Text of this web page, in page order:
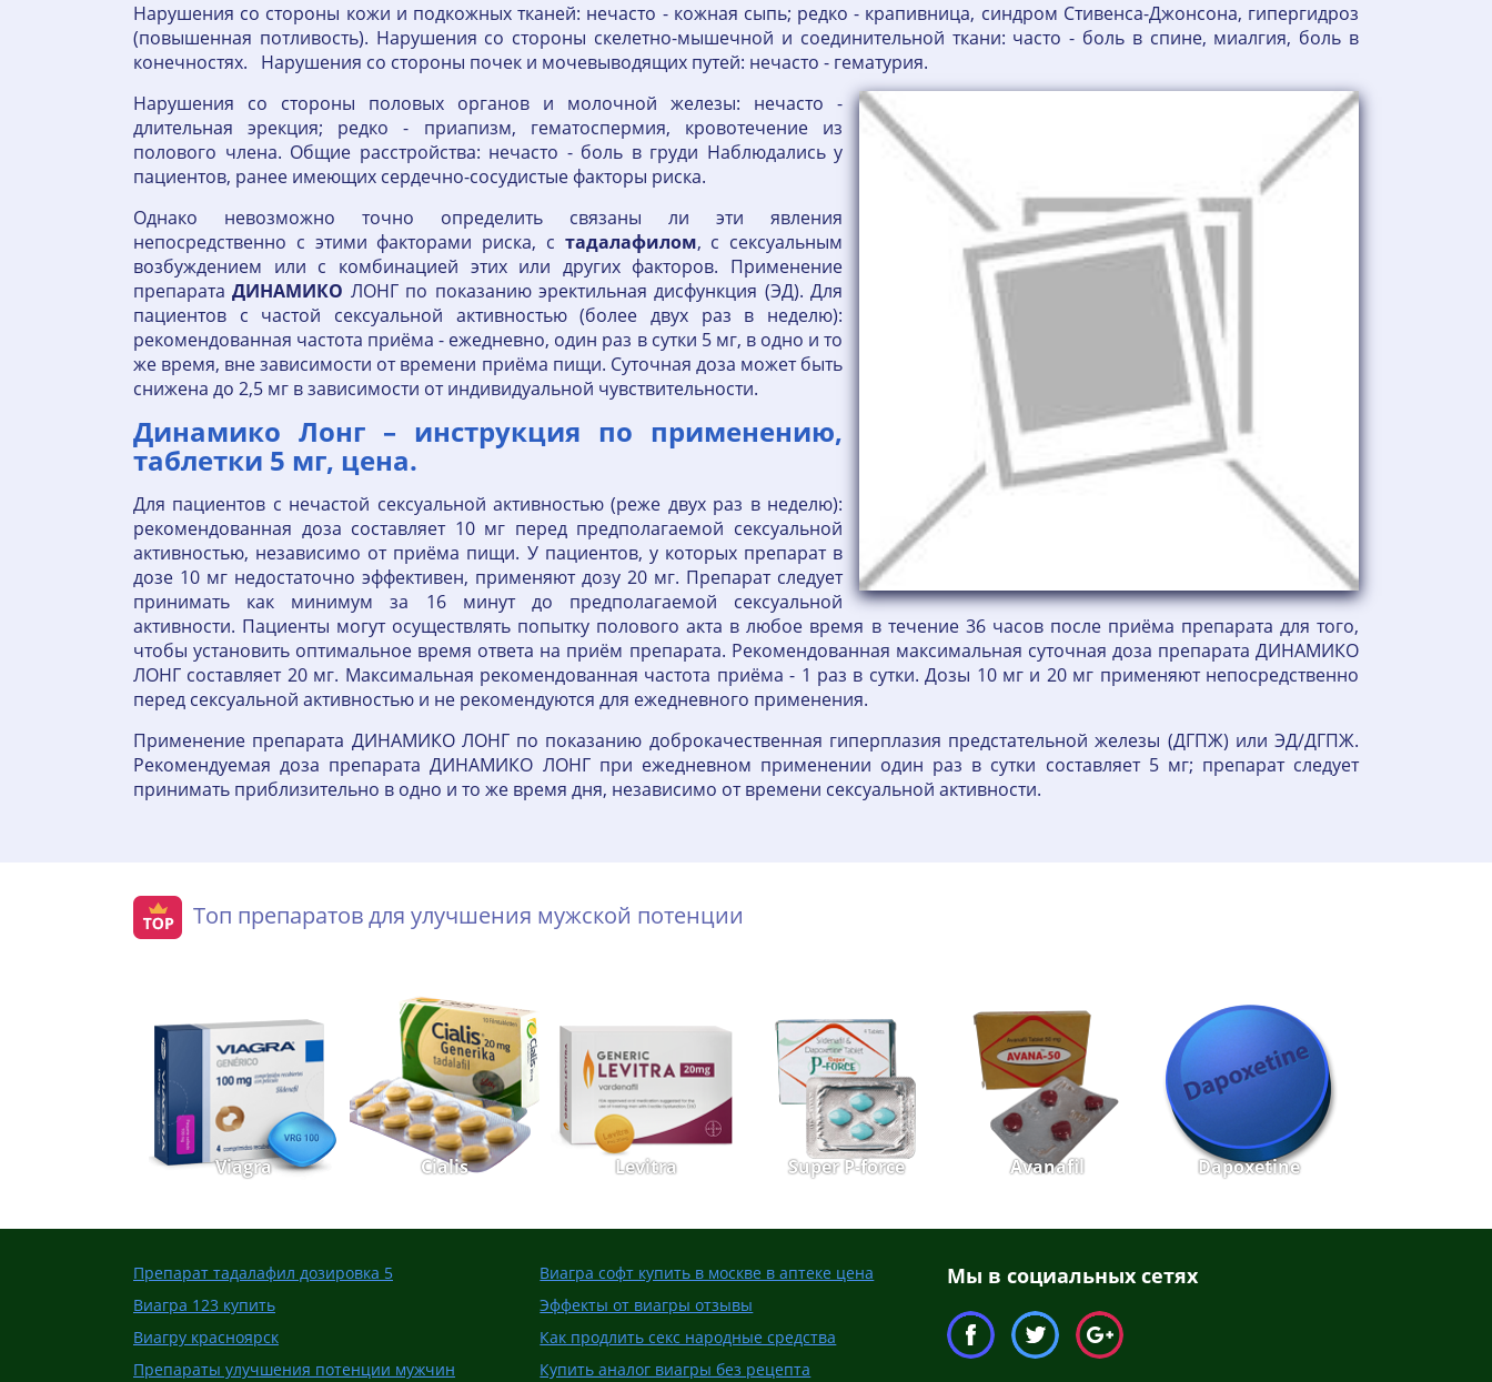
Нарушения со стороны кожи и подкожных тканей: нечасто - кожная сыпь; редко - крапивница, синдром Стивенса-Джонсона, гипергидроз
(повышенная потливость). Нарушения со стороны скелетно-мышечной и соединительной ткани: часто - боль в спине, миалгия, боль в
конечностях. Нарушения со стороны почек и мочевыводящих путей: нечасто - гематурия.
Нарушения со стороны половых органов и молочной железы: нечасто -
длительная эрекция; редко - приапизм, гематоспермия, кровотечение из
полового члена. Общие расстройства: нечасто - боль в груди Наблюдались у
пациентов, ранее имеющих сердечно-сосудистые факторы риска.
Однако невозможно точно определить связаны ли эти явления
непосредственно с этими факторами риска, с тадалафилом, с сексуальным
возбуждением или с комбинацией этих или других факторов. Применение
препаратаДИНАМИКО ЛОНГ по показанию эректильная дисфункция (ЭД). Для
пациентов с частой сексуальной активностью (более двух раз в неделю):
рекомендованная частота приёма - ежедневно, один раз в сутки 5 мг, в одно и то
же время, вне зависимости от времени приёма пищи. Суточная доза может быть
снижена до 2,5 мг в зависимости от индивидуальной чувствительности.
Динамико Лонг – инструкция по применению,
таблетки 5 мг, цена.
Для пациентов с нечастой сексуальной активностью (реже двух раз в неделю):
рекомендованная доза составляет 10 мг перед предполагаемой сексуальной
активностью, независимо от приёма пищи. У пациентов, у которых препарат в
дозе 10 мг недостаточно эффективен, применяют дозу 20 мг. Препарат следует
принимать как минимум за 16 минут до предполагаемой сексуальной
активности. Пациенты могут осуществлять попытку полового акта в любое время в течение 36 часов после приёма препарата для того,
чтобы установить оптимальное время ответа на приём препарата. Рекомендованная максимальная суточная доза препарата ДИНАМИКО
ЛОНГ составляет 20 мг. Максимальная рекомендованная частота приёма - 1 раз в сутки. Дозы 10 мг и 20 мг применяют непосредственно
перед сексуальной активностью и не рекомендуются для ежедневного применения.
Применение препарата ДИНАМИКО ЛОНГ по показанию доброкачественная гиперплазия предстательной железы (ДГПЖ) или ЭД/ДГПЖ.
Рекомендуемая доза препарата ДИНАМИКО ЛОНГ при ежедневном применении один раз в сутки составляет 5 мг; препарат следует
принимать приблизительно в одно и то же время дня, независимо от времени сексуальной активности.
Топ препаратов для улучшения мужской потенции
Viagra Cialis Levitra Super P-force Avanafil Dapoxetine
Препарат тадалафил дозировка 5
Виагра 123 купить
Виагру красноярск
Препараты улучшения потенции мужчин
Виагра софт купить в москве в аптеке цена
Эффекты от виагры отзывы
Как продлить секс народные средства
Купить аналог виагры без рецепта
Мы в социальных сетях